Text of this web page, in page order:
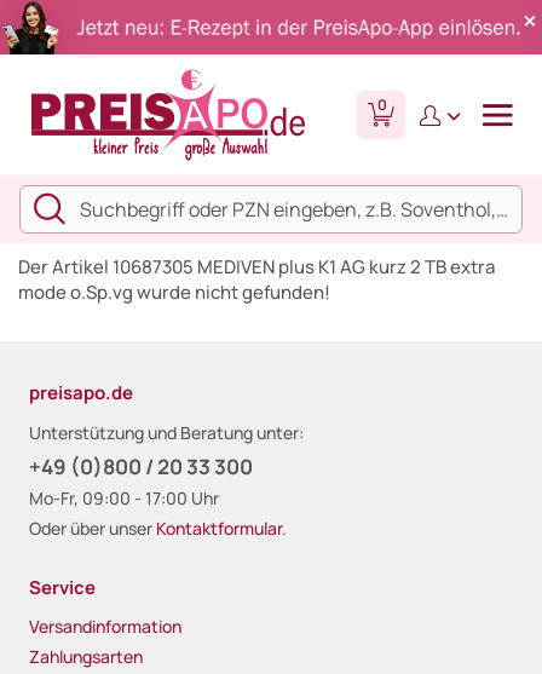
0
Der Artikel 10687305 MEDIVEN plus K1 AG kurz 2 TB extra
mode o.Sp.vg wurde nicht gefunden!
preisapo.de
Unterstützung und Beratung unter:
+49 (0)800 / 20 33 300
Mo-Fr, 09:00 - 17:00 Uhr
Oder über unser Kontaktformular.
Service
Versandinformation
Zahlungsarten